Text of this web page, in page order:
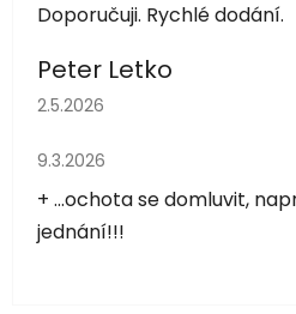
Doporučuji. Rychlé dodání.
Peter Letko
Hodnocení obchodu je 5 z 5
2.5.2026
Hodnocení obchodu je 5 z 5
9.3.2026
+ ...ochota se domluvit,
jednání!!!